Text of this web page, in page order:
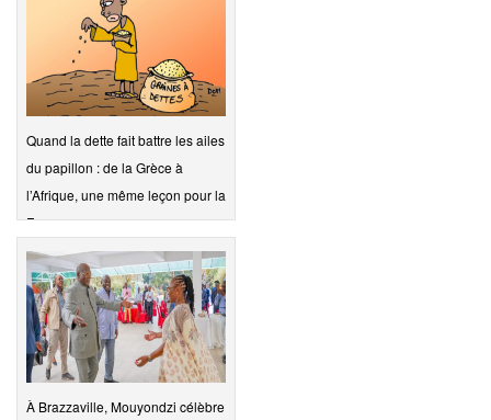
Quand la dette fait battre les ailes
du papillon : de la Grèce à
l’Afrique, une même leçon pour la
F…
À Brazzaville, Mouyondzi célèbre